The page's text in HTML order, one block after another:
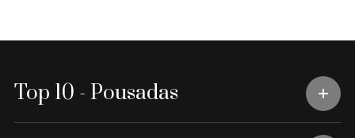
Top 10 - Pousadas